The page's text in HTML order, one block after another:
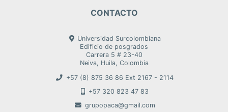
CONTACTO
Universidad Surcolombiana
Edificio de posgrados
Carrera 5 # 23-40
Neiva, Huila, Colombia
+57 (8) 875 36 86 Ext 2167 - 2114
+57 320 823 47 83
grupopaca@gmail.com